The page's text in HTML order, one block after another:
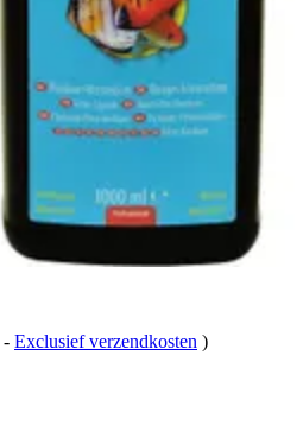
- Exclusief verzendkosten )